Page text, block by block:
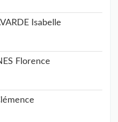
Isabelle
Florence